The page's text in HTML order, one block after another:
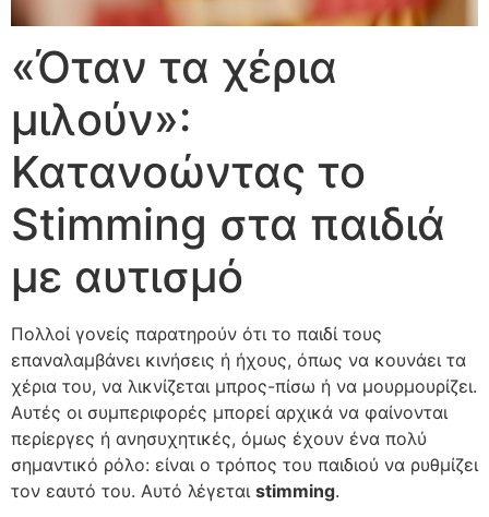
«Όταν τα χέρια
μιλούν»:
Κατανοώντας το
Stimming στα παιδιά
με αυτισμό
Πολλοί γονείς παρατηρούν ότι το παιδί τους
επαναλαμβάνει κινήσεις ή ήχους, όπως να κουνάει τα
χέρια του, να λικνίζεται μπρος-πίσω ή να μουρμουρίζει.
Αυτές οι συμπεριφορές μπορεί αρχικά να φαίνονται
περίεργες ή ανησυχητικές, όμως έχουν ένα πολύ
σημαντικό ρόλο: είναι ο τρόπος του παιδιού να ρυθμίζει
τον εαυτό του. Αυτό λέγεται stimming.